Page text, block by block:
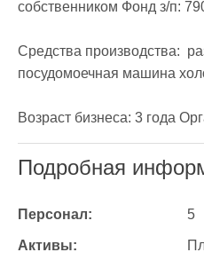
собственником Фонд з/п:
Средства производства:
посудомоечная машина
Возраст бизнеса: 3 года
Подробная
Персонал: 5
Активы: